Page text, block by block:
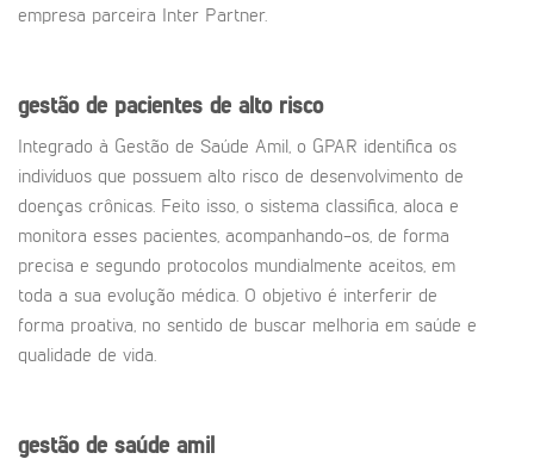
empresa parceira Inter Partner.
gestão de pacientes de alto risco
Integrado à Gestão de Saúde Amil, o GPAR identifica os
indivíduos que possuem alto risco de desenvolvimento de
doenças crônicas. Feito isso, o sistema classifica, aloca e
monitora esses pacientes, acompanhando-os, de forma
precisa e segundo protocolos mundialmente aceitos, em
toda a sua evolução médica. O objetivo é interferir de
forma proativa, no sentido de buscar melhoria em saúde e
qualidade de vida.
gestão de saúde amil